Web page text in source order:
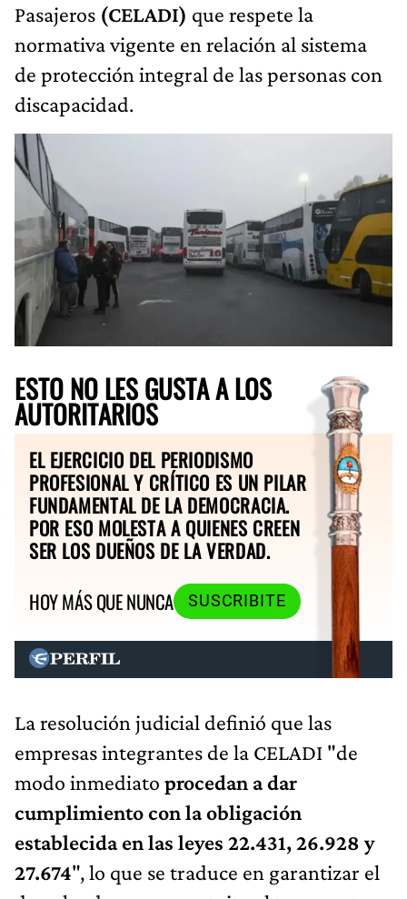
Pasajeros (CELADI) que respete la
normativa vigente en relación al sistema
de protección integral de las personas con
discapacidad.
ESTO NO LES GUSTA A LOS
AUTORITARIOS
EL EJERCICIO DEL PERIODISMO
PROFESIONAL Y CRÍTICO ES UN PILAR
FUNDAMENTAL DE LA DEMOCRACIA.
POR ESO MOLESTA A QUIENES CREEN
SER LOS DUEÑOS DE LA VERDAD.
HOY MÁS QUE NUNCA
SUSCRIBITE
La resolución judicial definió que las
empresas integrantes de la CELADI "de
modo inmediato procedan a dar
cumplimiento con la obligación
establecida en las leyes 22.431, 26.928 y
27.674", lo que se traduce en garantizar el